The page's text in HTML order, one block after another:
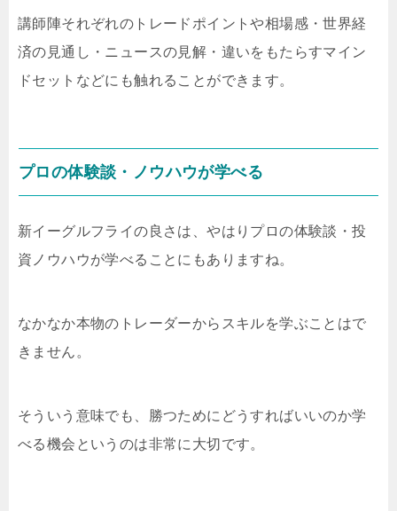
講師陣それぞれのトレードポイントや相場感・世界経
済の見通し・ニュースの見解・違いをもたらすマイン
ドセットなどにも触れることができます。
プロの体験談・ノウハウが学べる
新イーグルフライの良さは、やはりプロの体験談・投
資ノウハウが学べることにもありますね。
なかなか本物のトレーダーからスキルを学ぶことはで
きません。
そういう意味でも、勝つためにどうすればいいのか学
べる機会というのは非常に大切です。